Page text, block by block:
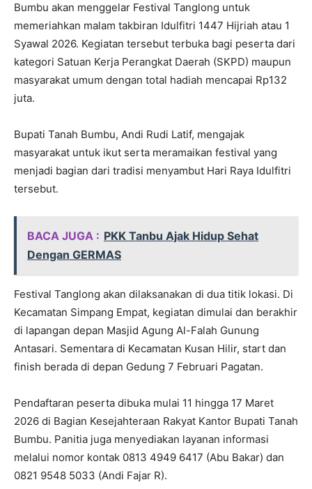
Bumbu akan menggelar Festival Tanglong untuk
memeriahkan malam takbiran Idulfitri 1447 Hijriah atau 1
Syawal 2026. Kegiatan tersebut terbuka bagi peserta dari
kategori Satuan Kerja Perangkat Daerah (SKPD) maupun
masyarakat umum dengan total hadiah mencapai Rp132
juta.
Bupati Tanah Bumbu, Andi Rudi Latif, mengajak
masyarakat untuk ikut serta meramaikan festival yang
menjadi bagian dari tradisi menyambut Hari Raya Idulfitri
tersebut.
BACA JUGA : PKK Tanbu Ajak Hidup Sehat
Dengan GERMAS
Festival Tanglong akan dilaksanakan di dua titik lokasi. Di
Kecamatan Simpang Empat, kegiatan dimulai dan berakhir
di lapangan depan Masjid Agung Al-Falah Gunung
Antasari. Sementara di Kecamatan Kusan Hilir, start dan
finish berada di depan Gedung 7 Februari Pagatan.
Pendaftaran peserta dibuka mulai 11 hingga 17 Maret
2026 di Bagian Kesejahteraan Rakyat Kantor Bupati Tanah
Bumbu. Panitia juga menyediakan layanan informasi
melalui nomor kontak 0813 4949 6417 (Abu Bakar) dan
0821 9548 5033 (Andi Fajar R).